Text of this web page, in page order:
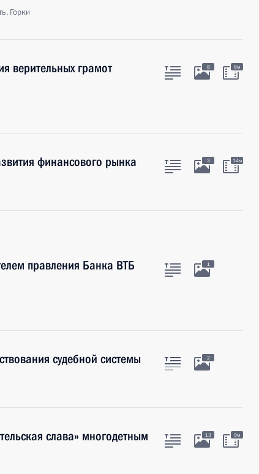
Горки
верительных грамот
8 8м
финансового рынка 3 14м
правления Банка ВТБ
1
судебной системы 2
слава» многодетным
13 9м